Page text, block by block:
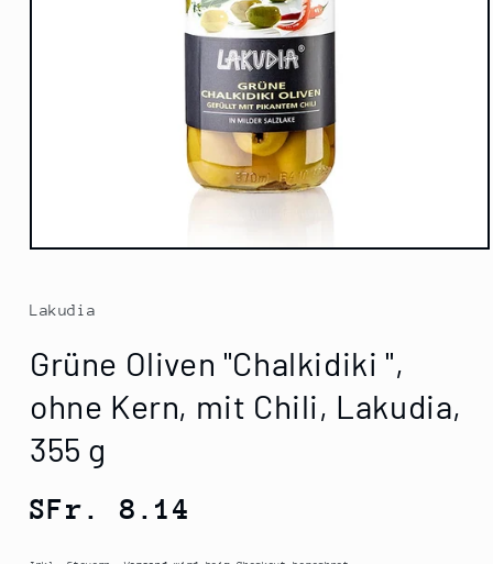
Medien
Modal
öffnen
Lakudia
Grüne Oliven "Chalkidiki ",
ohne Kern, mit Chili, Lakudia,
355 g
Normaler
SFr. 8.14